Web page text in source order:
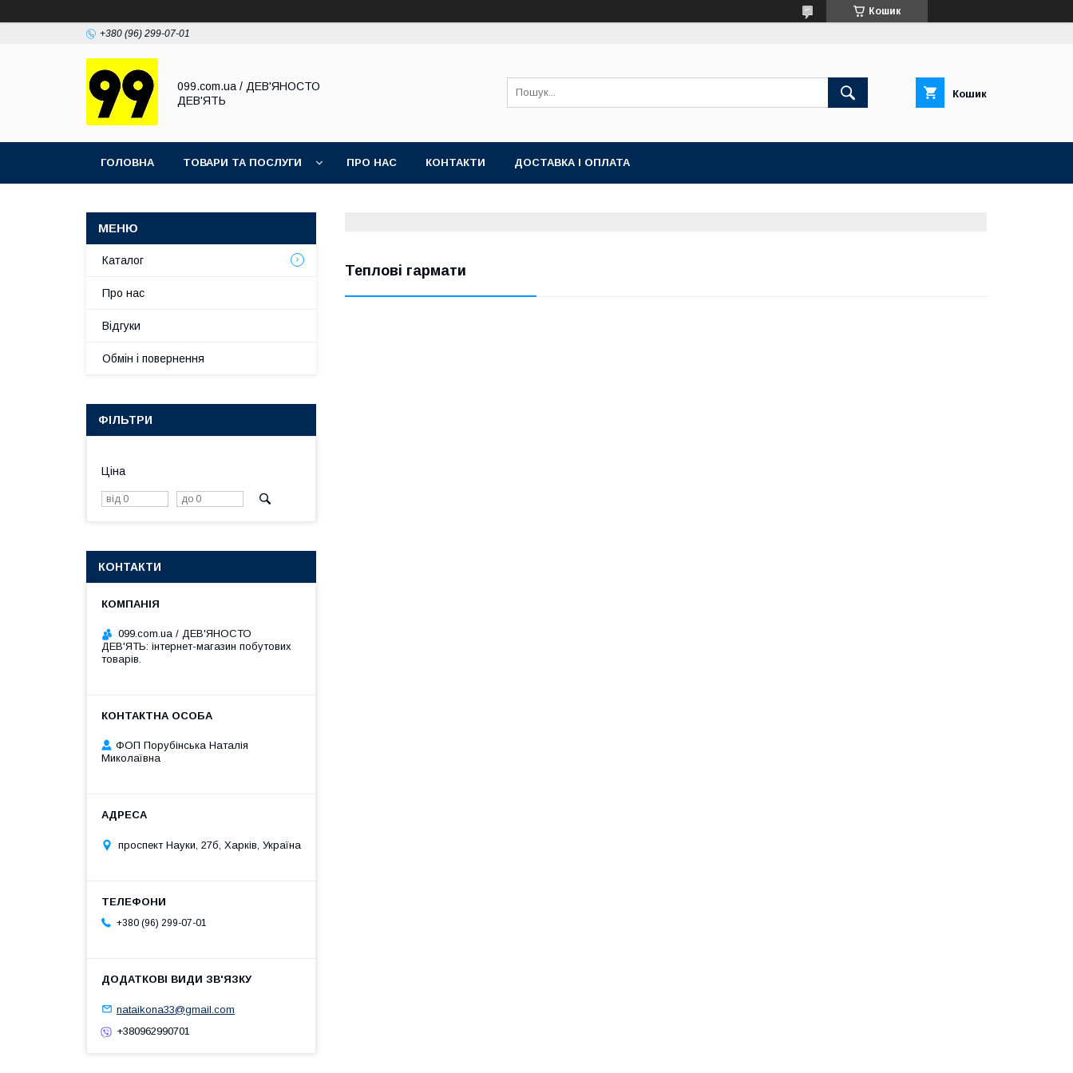
Кошик
+380 (96) 299-07-01
099.com.ua / ДЕВ'ЯНОСТО
ДЕВ'ЯТЬ
Кошик
ГОЛОВНА ТОВАРИ ТА ПОСЛУГИ ПРО НАС КОНТАКТИ ДОСТАВКА І ОПЛАТА
Теплові гармати
Каталог
Про нас
Відгуки
Обмін і повернення
ФІЛЬТРИ
Ціна
КОНТАКТИ
099.com.ua / ДЕВ'ЯНОСТО
ДЕВ'ЯТЬ: інтернет-магазин побутових
товарів.
ФОП Порубінська Наталія
Миколаївна
проспект Науки, 27б, Харків, Україна
+380 (96) 299-07-01
nataikona33@gmail.com
+380962990701